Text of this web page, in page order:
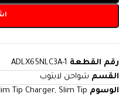
رقم القطعة ADLX65NLC3A-1
القسم شواحن لابتوب
الوسوم
Tip Charger, Slim Tip